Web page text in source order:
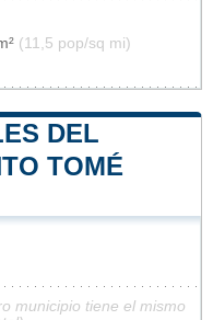
(11,5 pop/sq mi)
DEL
TOMÉ
municipio tiene el mismo